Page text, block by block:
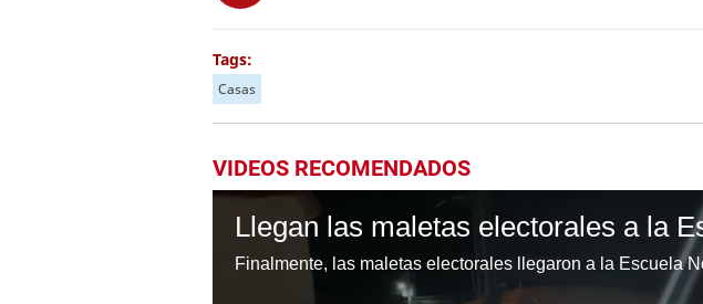
Tags:
Casas
VIDEOS RECOMENDADOS